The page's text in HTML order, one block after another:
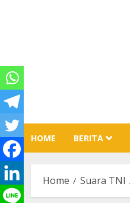
HOME BERITA
Home Suara TNI